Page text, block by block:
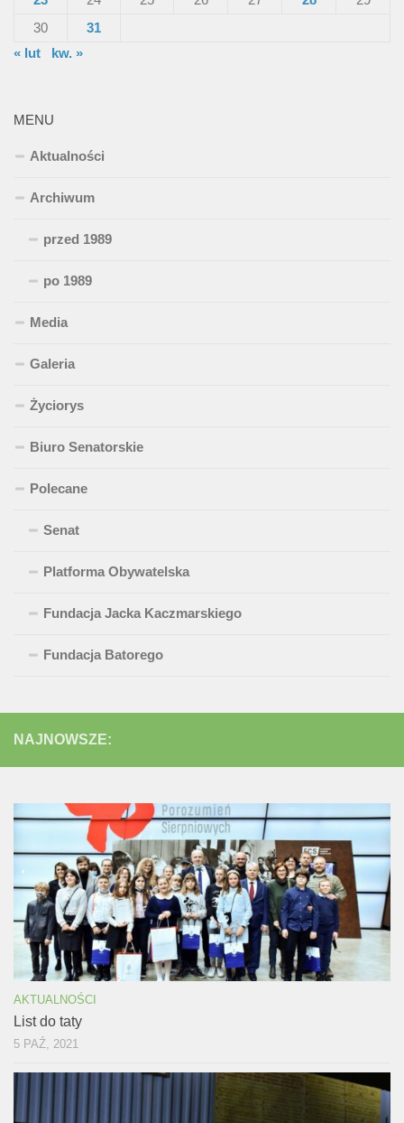
30
31
« lut
kw. »
MENU
Aktualności
Archiwum
przed 1989
po 1989
Media
Galeria
Życiorys
Biuro Senatorskie
Polecane
Senat
Platforma Obywatelska
Fundacja Jacka Kaczmarskiego
Fundacja Batorego
NAJNOWSZE:
AKTUALNOŚCI
List do taty
5 PAŹ, 2021